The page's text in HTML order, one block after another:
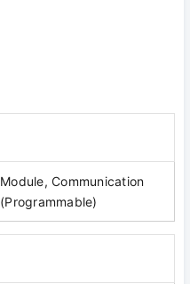
Module, Communication
(Programmable)